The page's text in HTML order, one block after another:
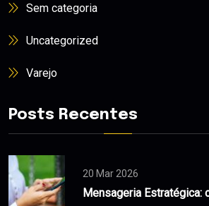
Sem categoria
Uncategorized
Varejo
Posts Recentes
20 Mar 2026
Mensageria Estratégica: